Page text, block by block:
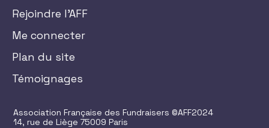
Rejoindre l'AFF
Me connecter
Plan du site
Témoignages
Association Française des Fundraisers ©AFF2024
14, rue de Liège 75009 Paris